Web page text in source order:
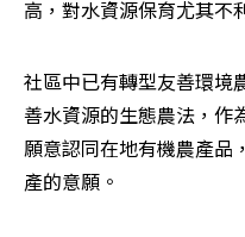
高，對水資源保育尤其不
社區中已有轉型友善環境
善水資源的生態農法，作
願意認同在地有機農產品
產的意願。